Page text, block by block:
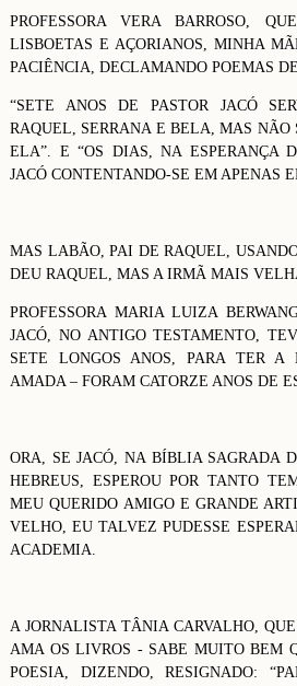
PROFESSORA VERA BARROSO,
LISBOETAS E AÇORIANOS, MINHA
PACIÊNCIA, DECLAMANDO POEMAS
“SETE ANOS DE PASTOR JACÓ
RAQUEL, SERRANA E BELA, MAS NÃO
ELA”. E “OS DIAS, NA ESPERANÇA
JACÓ CONTENTANDO-SE EM APENAS
MAS LABÃO, PAI DE RAQUEL,
DEU RAQUEL, MAS A IRMÃ MAIS
PROFESSORA MARIA LUIZA
JACÓ, NO ANTIGO TESTAMENTO,
SETE LONGOS ANOS, PARA TER
AMADA – FORAM CATORZE ANOS DE
ORA, SE JACÓ, NA BÍBLIA SAGRADA
HEBREUS, ESPEROU POR TANTO
MEU QUERIDO AMIGO E GRANDE
VELHO, EU TALVEZ PUDESSE
ACADEMIA.
A JORNALISTA TÂNIA CARVALHO,
AMA OS LIVROS - SABE MUITO BEM
POESIA, DIZENDO, RESIGNADO: